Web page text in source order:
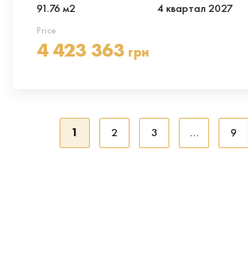
91.76 м2 4 квартал 2027
Price
4 423 363 грн
1 2 3 … 9